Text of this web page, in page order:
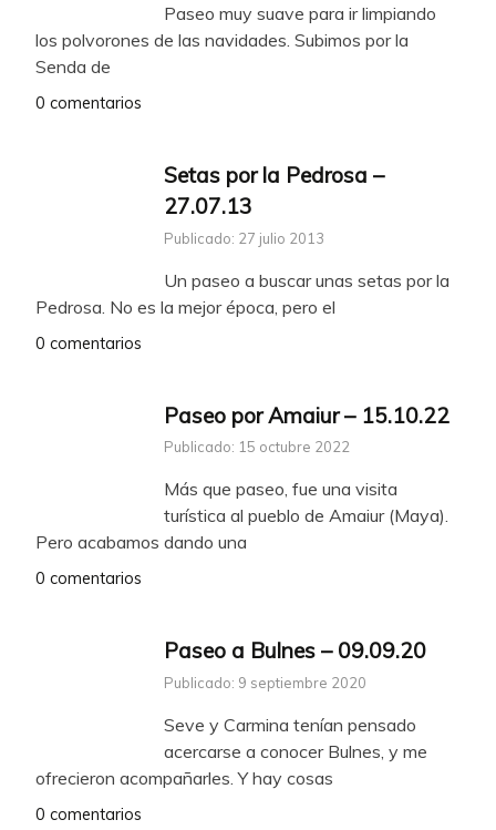
Paseo muy suave para ir limpiando
los polvorones de las navidades. Subimos por la
Senda de
0 comentarios
Setas por la Pedrosa –
27.07.13
Publicado: 27 julio 2013
Un paseo a buscar unas setas por la
Pedrosa. No es la mejor época, pero el
0 comentarios
Paseo por Amaiur – 15.10.22
Publicado: 15 octubre 2022
Más que paseo, fue una visita
turística al pueblo de Amaiur (Maya).
Pero acabamos dando una
0 comentarios
Paseo a Bulnes – 09.09.20
Publicado: 9 septiembre 2020
Seve y Carmina tenían pensado
acercarse a conocer Bulnes, y me
ofrecieron acompañarles. Y hay cosas
0 comentarios